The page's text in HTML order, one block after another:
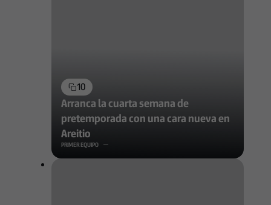
10
Arranca la cuarta semana de
pretemporada con una cara nueva en
Areitio
PRIMER EQUIPO